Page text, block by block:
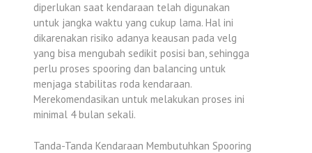
diperlukan saat kendaraan telah digunakan
untuk jangka waktu yang cukup lama. Hal ini
dikarenakan risiko adanya keausan pada velg
yang bisa mengubah sedikit posisi ban, sehingga
perlu proses spooring dan balancing untuk
menjaga stabilitas roda kendaraan.
Merekomendasikan untuk melakukan proses ini
minimal 4 bulan sekali.
Tanda-Tanda Kendaraan Membutuhkan Spooring